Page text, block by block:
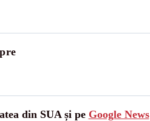
din SUA și pe Google News